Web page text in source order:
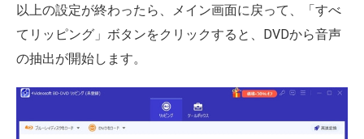
以上の設定が終わったら、メイン画面に戻って、「すべ
てリッピング」ボタンをクリックすると、DVDから音声
の抽出が開始します。